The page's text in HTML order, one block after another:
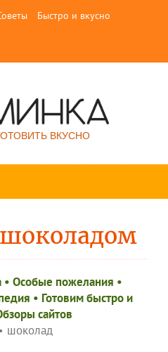
Быстро и вкусно
ВКУСНО
• Особые пожелания •
• Готовим быстро и
сайтов
шоколад